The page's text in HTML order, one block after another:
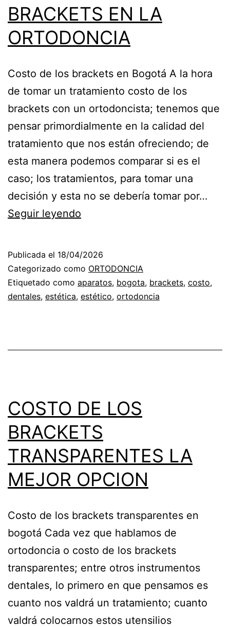
BRACKETS EN LA
ORTODONCIA
Costo de los brackets en Bogotá A la hora
de tomar un tratamiento costo de los
brackets con un ortodoncista; tenemos que
pensar primordialmente en la calidad del
tratamiento que nos están ofreciendo; de
esta manera podemos comparar si es el
caso; los tratamientos, para tomar una
decisión y esta no se debería tomar por…
Seguir leyendo
BRACKETS
EN
LA
Publicada el 18/04/2026
Categorizado como ORTODONCIA
Etiquetado como aparatos, bogota, brackets, costo,
dentales, estética, estético, ortodoncia
COSTO DE LOS
BRACKETS
TRANSPARENTES LA
MEJOR OPCION
Costo de los brackets transparentes en
bogotá Cada vez que hablamos de
ortodoncia o costo de los brackets
transparentes; entre otros instrumentos
dentales, lo primero en que pensamos es
cuanto nos valdrá un tratamiento; cuanto
valdrá colocarnos estos utensilios